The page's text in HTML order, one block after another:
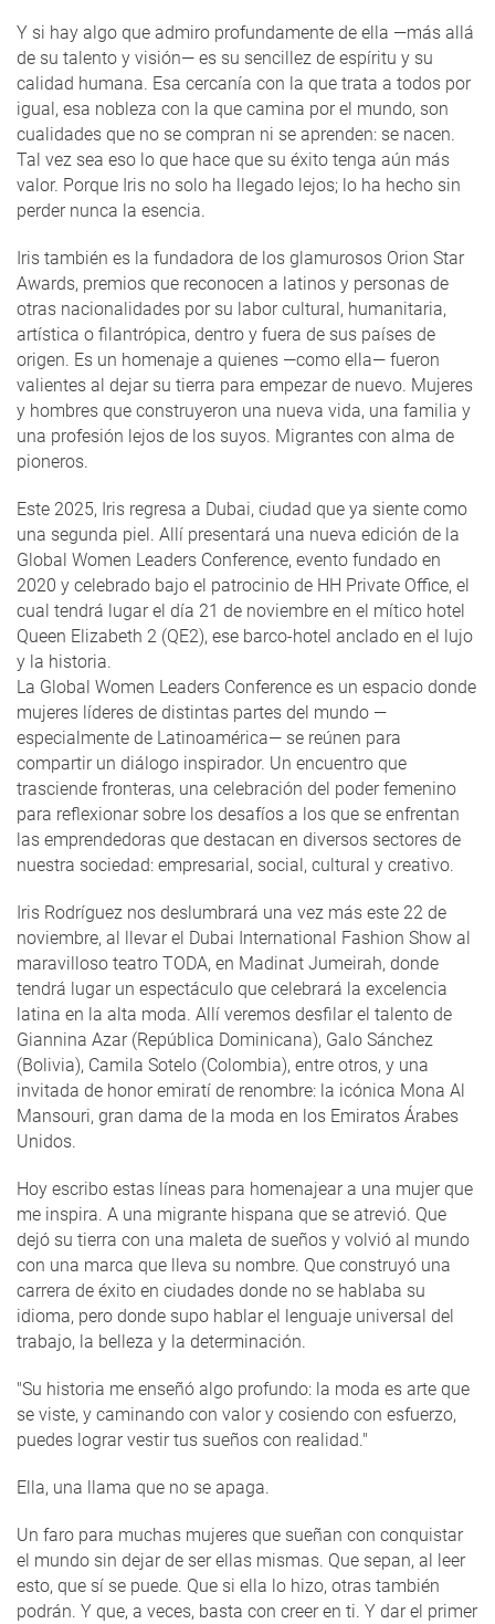
Y si hay algo que admiro profundamente de ella —más allá
de su talento y visión— es su sencillez de espíritu y su
calidad humana. Esa cercanía con la que trata a todos por
igual, esa nobleza con la que camina por el mundo, son
cualidades que no se compran ni se aprenden: se nacen.
Tal vez sea eso lo que hace que su éxito tenga aún más
valor. Porque Iris no solo ha llegado lejos; lo ha hecho sin
perder nunca la esencia.
Iris también es la fundadora de los glamurosos Orion Star
Awards, premios que reconocen a latinos y personas de
otras nacionalidades por su labor cultural, humanitaria,
artística o filantrópica, dentro y fuera de sus países de
origen. Es un homenaje a quienes —como ella— fueron
valientes al dejar su tierra para empezar de nuevo. Mujeres
y hombres que construyeron una nueva vida, una familia y
una profesión lejos de los suyos. Migrantes con alma de
pioneros.
Este 2025, Iris regresa a Dubai, ciudad que ya siente como
una segunda piel. Allí presentará una nueva edición de la
Global Women Leaders Conference, evento fundado en
2020 y celebrado bajo el patrocinio de HH Private Office, el
cual tendrá lugar el día 21 de noviembre en el mítico hotel
Queen Elizabeth 2 (QE2), ese barco-hotel anclado en el lujo
y la historia.
La Global Women Leaders Conference es un espacio donde
mujeres líderes de distintas partes del mundo —
especialmente de Latinoamérica— se reúnen para
compartir un diálogo inspirador. Un encuentro que
trasciende fronteras, una celebración del poder femenino
para reflexionar sobre los desafíos a los que se enfrentan
las emprendedoras que destacan en diversos sectores de
nuestra sociedad: empresarial, social, cultural y creativo.
Iris Rodríguez nos deslumbrará una vez más este 22 de
noviembre, al llevar el Dubai International Fashion Show al
maravilloso teatro TODA, en Madinat Jumeirah, donde
tendrá lugar un espectáculo que celebrará la excelencia
latina en la alta moda. Allí veremos desfilar el talento de
Giannina Azar (República Dominicana), Galo Sánchez
(Bolivia), Camila Sotelo (Colombia), entre otros, y una
invitada de honor emiratí de renombre: la icónica Mona Al
Mansouri, gran dama de la moda en los Emiratos Árabes
Unidos.
Hoy escribo estas líneas para homenajear a una mujer que
me inspira. A una migrante hispana que se atrevió. Que
dejó su tierra con una maleta de sueños y volvió al mundo
con una marca que lleva su nombre. Que construyó una
carrera de éxito en ciudades donde no se hablaba su
idioma, pero donde supo hablar el lenguaje universal del
trabajo, la belleza y la determinación.
"Su historia me enseñó algo profundo: la moda es arte que
se viste, y caminando con valor y cosiendo con esfuerzo,
puedes lograr vestir tus sueños con realidad."
Ella, una llama que no se apaga.
Un faro para muchas mujeres que sueñan con conquistar
el mundo sin dejar de ser ellas mismas. Que sepan, al leer
esto, que sí se puede. Que si ella lo hizo, otras también
podrán. Y que, a veces, basta con creer en ti. Y dar el primer